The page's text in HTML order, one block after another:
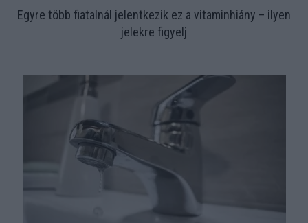
Egyre több fiatalnál jelentkezik ez a vitaminhiány – ilyen
jelekre figyelj